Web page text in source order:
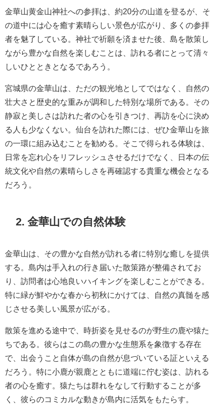
金華山黄金山神社への参拝は、約20分の山道を登るが、そ
の道中には心を癒す素晴らしい景色が広がり、多くの参拝
者を魅了している。神社で祈願を済ませた後、島を散策し
ながら豊かな自然を楽しむことは、訪れる者にとって清々
しいひとときとなるであろう。
宮城県の金華山は、ただの観光地としてではなく、自然の
壮大さと歴史的な重みが調和した特別な場所である。その
静寂と美しさは訪れた者の心を引きつけ、再訪を心に決め
る人も少なくない。仙台を訪れた際には、ぜひ金華山を旅
の一環に組み込むことを勧める。そこで得られる体験は、
日常を忘れ心をリフレッシュさせるだけでなく、日本の伝
統文化や自然の素晴らしさを再確認する貴重な機会となる
だろう。
2. 金華山での自然体験
金華山は、その豊かな自然が訪れる者に特別な癒しを提供
する。島内は手入れの行き届いた散策路が整備されてお
り、訪問者は心地良いハイキングを楽しむことができる。
特に緑が鮮やかな春から初秋にかけては、自然の真髄を感
じさせる美しい風景が広がる。
散策を進める途中で、時折姿を見せるのが野生の鹿や猿た
ちである。彼らはこの島の豊かな生態系を象徴する存在
で、出会うこと自体が島の自然が息づいている証といえる
だろう。特に小鹿が親鹿とともに道端に佇む姿は、訪れる
者の心を癒す。猿たちは群れをなして行動することが多
く、彼らのコミカルな動きが島内に活気をもたらす。